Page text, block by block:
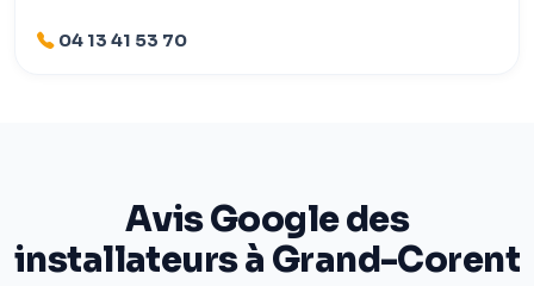
04 13 41 53 70
Avis Google des
installateurs à Grand-Corent